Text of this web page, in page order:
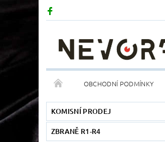
OBCHODNÍ PODMÍNKY
KOMISNÍ PRODEJ
ZBRANĚ R1-R4